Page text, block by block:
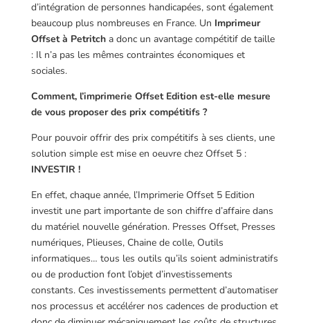
d’intégration de personnes handicapées, sont également
beaucoup plus nombreuses en France. Un Imprimeur
Offset à Petritcha donc un avantage compétitif de taille
: Il n’a pas les mêmes contraintes économiques et
sociales.
Comment, l’imprimerie Offset Edition est-elle mesure
de vous proposer des prix compétitifs ?
Pour pouvoir offrir des prix compétitifs à ses clients, une
solution simple est mise en oeuvre chez Offset 5 :
INVESTIR !
En effet, chaque année, l’Imprimerie Offset 5 Edition
investit une part importante de son chiffre d’affaire dans
du matériel nouvelle génération. Presses Offset, Presses
numériques, Plieuses, Chaine de colle, Outils
informatiques… tous les outils qu’ils soient administratifs
ou de production font l’objet d’investissements
constants. Ces investissements permettent d’automatiser
nos processus et accélérer nos cadences de production et